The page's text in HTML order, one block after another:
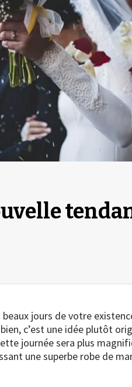
jours de votre
c’est une idée plutôt
journée sera plus
une superbe robe de